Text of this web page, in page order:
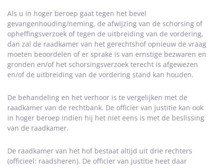
Als u in hoger beroep gaat tegen het bevel
gevangenhouding/neming, de afwijzing van de schorsing of
opheffingsverzoek of tegen de uitbreiding van de vordering,
dan zal de raadkamer van het gerechtshof opnieuw de vraag
moeten beoordelen of er sprake is van ernstige bezwaren en
gronden en/of het schorsingsverzoek terecht is afgewezen
en/of de uitbreiding van de vordering stand kan houden.
De behandeling en het verhoor is te vergelijken met de
raadkamer van de rechtbank. De officier van justitie kan ook
in hoger beroep indien hij het niet eens is met de beslissing
van de raadkamer.
De raadkamer van het hof bestaat altijd uit drie rechters
(officieel: raadsheren). De officier van justitie heet daar